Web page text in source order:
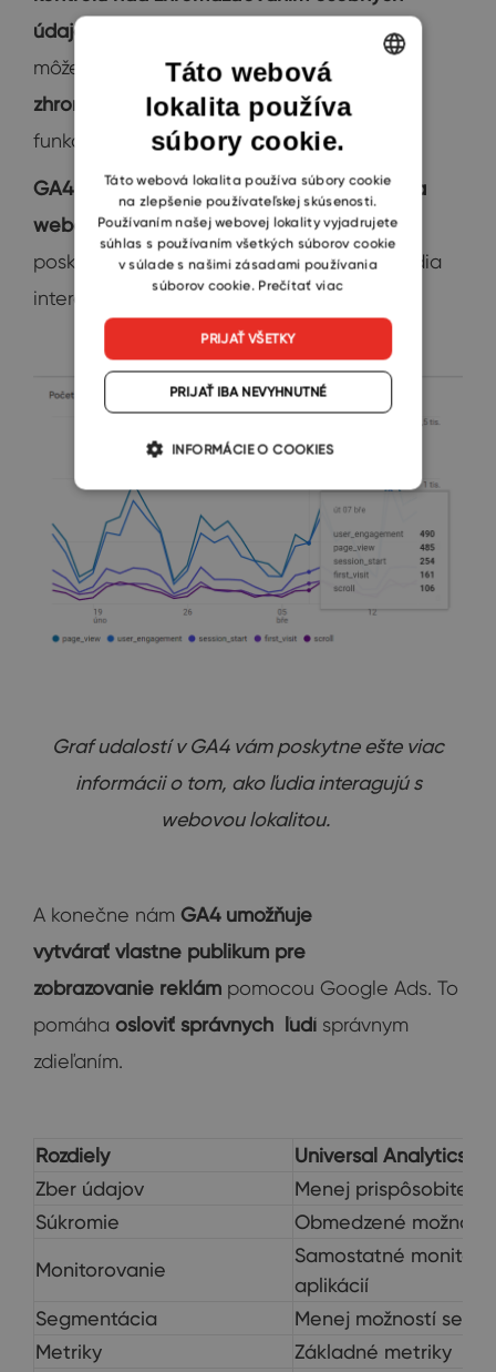
údajov
môžeme
presnejšie špecifikovať, aké údaje
zhromažďujemea ako ich používame. Táto
funkcia rešpektujesúkromie používateľov
GA4 navyše uľahčuje sledovanie údajov na
webe aj v aplikácii. A graf udalostí vám
poskytuje ešte lepší prehľad o tom, ako ľudia
interagujú s vašimi webovými stránkami.
Graf udalostí v GA4 vám poskytne ešte viac
informácii o tom, ako ľudia interagujú s
webovou lokalitou.
A konečne nám GA4 umožňuje
vytvárať vlastne publikum pre
zobrazovanie reklám pomocou Google Ads. To
pomáha osloviť správnych ľudí správnym
zdieľaním.
Rozdiely
Universal Analytics
Zber údajov
Menej prispôsobiteľné
Súkromie
Obmedzené
Monitorovanie
Samostatné
aplikácií
Segmentácia
Menej možností
Metriky
Základné metriky
ENGLISH
SLOVAK
Táto webová
lokalita používa
súbory cookie.
Táto webová lokalita používa súbory cookie
na zlepšenie používateľskej skúsenosti.
Používaním našej webovej lokality vyjadrujete
súhlas s používaním všetkých súborov cookie
v súlade s našimi zásadami používania
súborov cookie. Prečítať viac
PRIJAŤ VŠETKY
PRIJAŤ IBA NEVYHNUTNÉ
INFORMÁCIE O COOKIES